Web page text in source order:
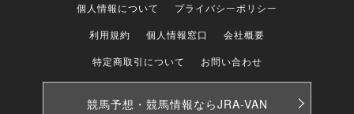
個人情報について
プライバシーポリシー
利用規約
個人情報窓口
会社概要
特定商取引について
お問い合わせ
競馬予想・競馬情報ならJRA-VAN